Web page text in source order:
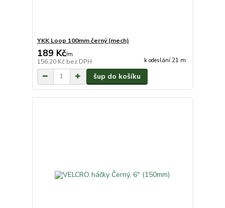
YKK Loop 100mm černý (mech)
189 Kč/m
156,20 Kč bez DPH k odeslání 21 m
šup do košíku